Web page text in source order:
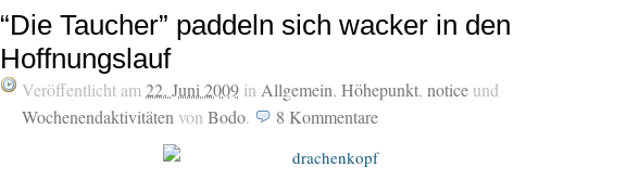
“Die Taucher” paddeln sich wacker in den
Hoffnungslauf
Veröffentlicht am 22. Juni 2009 in Allgemein, Höhepunkt, notice und
Wochenendaktivitäten von Bodo. 8 Kommentare